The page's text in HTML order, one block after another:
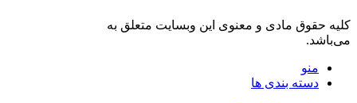
کلیه حقوق مادی و معنوی این وبسایت متعلق به
می‌باشد.
منو
دسته بندی ها